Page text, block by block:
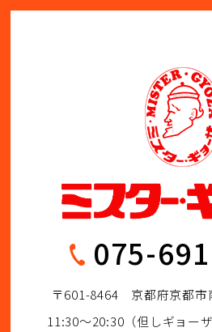
075-
〒601-8464 京都府京都市
11:30～20:30（但しギョー